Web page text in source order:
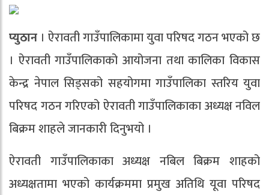
प्युठान । ऐरावती गाउँपालिकामा युवा परिषद गठन भएको छ
। ऐरावती गाउँपालिकाको आयोजना तथा कालिका विकास
केन्द्र नेपाल सिड्सको सहयोगमा गाउँपालिका स्तरिय युवा
परिषद गठन गरिएको ऐरावती गाउँपालिकाका अध्यक्ष नविल
बिक्रम शाहले जानकारी दिनुभयो ।
ऐरावती गाउँपालिकाका अध्यक्ष नबिल बिक्रम शाहको
अध्यक्षतामा भएको कार्यक्रममा प्रमुख अतिथि यूवा परिषद